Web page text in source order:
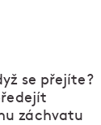
se přejíte?
záchvatu